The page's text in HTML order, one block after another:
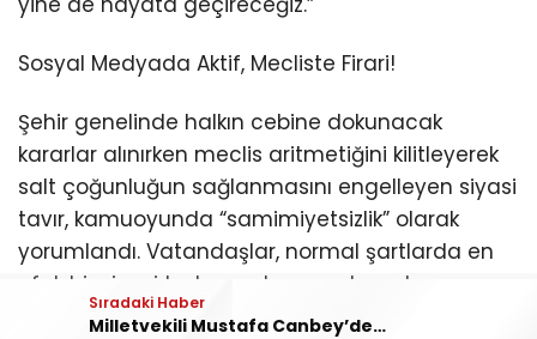
Sıradaki Haber
Milletvekili Mustafa Canbey’den Gençlere: Rotanızı Balıkesir’e Çevirin
Sosyal Medyada Aktif, Mecliste Firari!
Şehir genelinde halkın cebine dokunacak
kararlar alınırken meclis aritmetiğini kilitleyerek
salt çoğunluğun sağlanmasını engelleyen siyasi
tavır, kamuoyunda “samimiyetsizlik” olarak
yorumlandı. Vatandaşlar, normal şartlarda en
ufak bir siyasi tartışmada sosyal medyayı ve
meydanları adeta abluka altına alan, şov ve